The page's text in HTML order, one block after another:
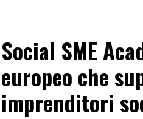
Social SME
europeo che
imprenditori